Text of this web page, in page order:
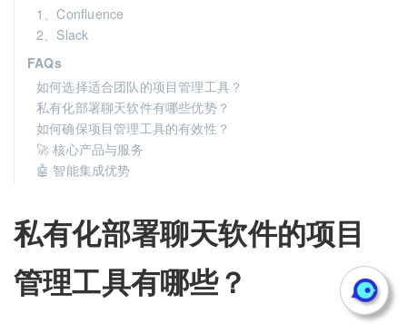
私有化部署聊天软件的项目
管理工具有哪些？
1、Confluence
2、Slack
FAQs
如何选择适合团队的项目管理工具？
私有化部署聊天软件有哪些优势？
如何确保项目管理工具的有效性？
🚀 核心产品与服务
🤖 智能集成优势